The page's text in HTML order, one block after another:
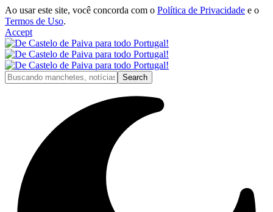
Ao usar este site, você concorda com o Política de Privacidade e o
Termos de Uso.
Accept